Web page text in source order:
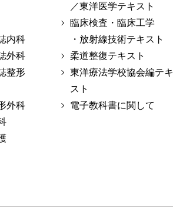
内科
外科
整形
外科
／東洋医学テキスト
臨床検査・臨床工学
・放射線技術テキスト
柔道整復テキスト
東洋療法学校協会編テキ
スト
電子教科書に関して